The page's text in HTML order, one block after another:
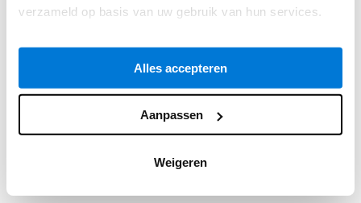
verzameld op basis van uw gebruik van hun services.
Alles accepteren
Aanpassen
Weigeren